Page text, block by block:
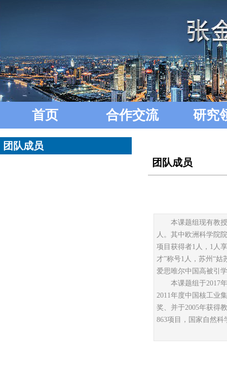
首页 合作交流 研究
团队成员
团队成员
本课题组现有教授
人。其中欧洲科学院
项目获得者1 人， 1 人
才”称号1 人，苏州 “姑
爱思唯尔中国高被引
本课题组于2017
2011年度中国核工业
奖、并于2005年获得
863项目，国家自然科